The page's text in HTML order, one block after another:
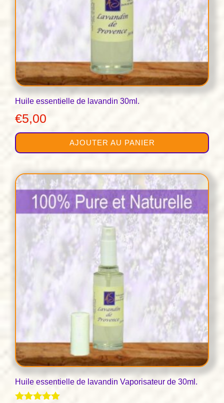
Huile essentielle de lavandin 30ml.
€5,00
AJOUTER AU PANIER
Huile essentielle de lavandin Vaporisateur de 30ml.